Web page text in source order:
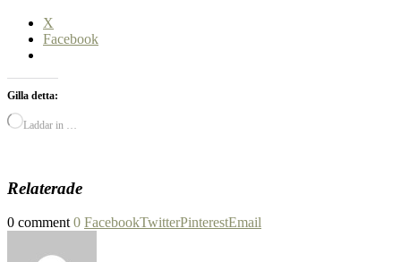
X
Facebook
Gilla detta:
Laddar in …
Relaterade
0 comment 0 FacebookTwitterPinterestEmail